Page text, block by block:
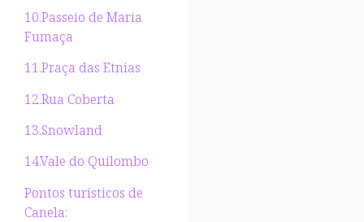
10.Passeio de Maria
Fumaça
11.Praça das Etnias
12.Rua Coberta
13.Snowland
14.Vale do Quilombo
Pontos turísticos de
Canela: